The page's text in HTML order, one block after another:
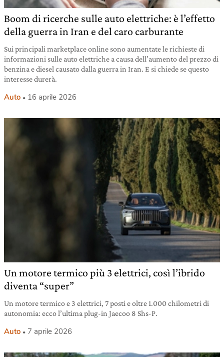
Boom di ricerche sulle auto elettriche: è l’effetto
della guerra in Iran e del caro carburante
Sui principali marketplace online sono aumentate le richieste di
informazioni sulle auto elettriche a causa dell’aumento del prezzo di
benzina e diesel causato dalla guerra in Iran. E si chiede se questo
interesse durerà.
Auto 16 aprile 2026
Un motore termico più 3 elettrici, così l’ibrido
diventa “super”
Un motore termico e 3 elettrici, 7 posti e oltre 1.000 chilometri di
autonomia: ecco l’ultima plug-in Jaecoo 8 Shs-P.
Auto 7 aprile 2026